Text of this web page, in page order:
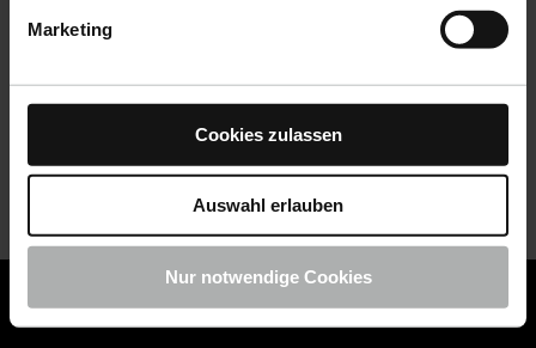
Marketing
Cookies zulassen
Auswahl erlauben
Nur notwendige Cookies
COLOURLOCK ist jetzt Teil von KochChemie -
COLOURLOCK Produkte shoppen